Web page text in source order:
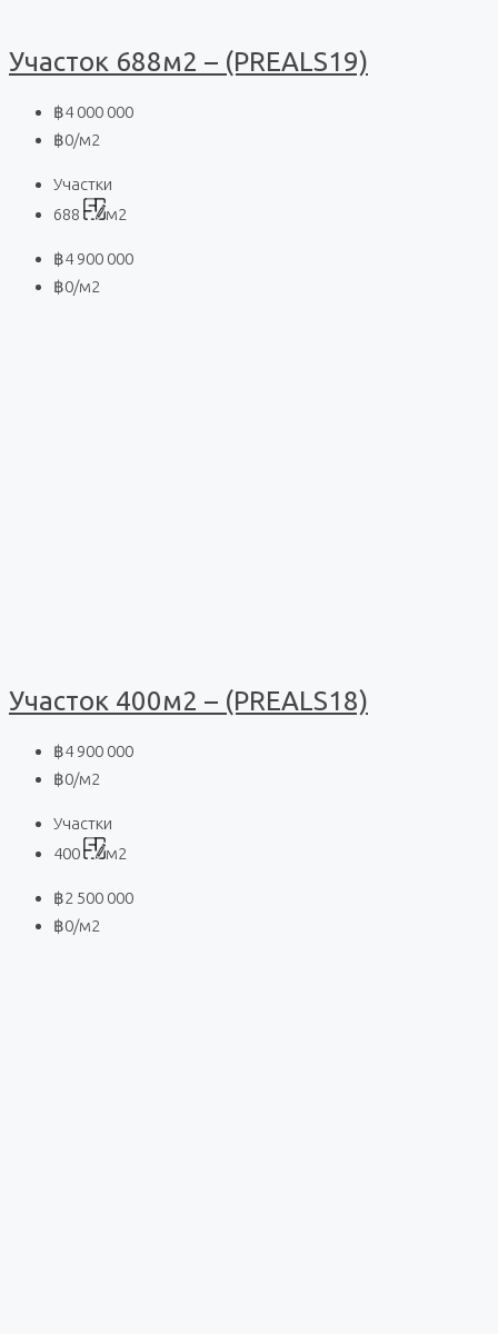
Участок 688м2 – (PREALS19)
฿4 000 000
฿0/м2
Участки
688
м2
฿4 900 000
฿0/м2
Участок 400м2 – (PREALS18)
฿4 900 000
฿0/м2
Участки
400
м2
฿2 500 000
฿0/м2